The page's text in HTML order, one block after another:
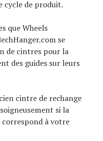
cycle de produit.
que Wheels
se
de cintres pour la
des guides sur leurs
cintre de rechange
si la
à votre